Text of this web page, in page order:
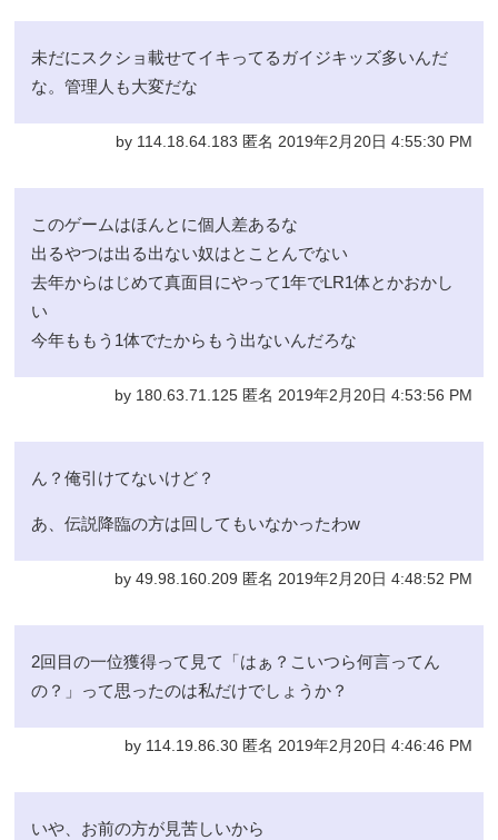
未だにスクショ載せてイキってるガイジキッズ多いんだ
な。管理人も大変だな
by 114.18.64.183 匿名 2019年2月20日 4:55:30 PM
このゲームはほんとに個人差あるな
出るやつは出る出ない奴はとことんでない
去年からはじめて真面目にやって1年でLR1体とかおかし
い
今年ももう1体でたからもう出ないんだろな
by 180.63.71.125 匿名 2019年2月20日 4:53:56 PM
ん？俺引けてないけど？
あ、伝説降臨の方は回してもいなかったわw
by 49.98.160.209 匿名 2019年2月20日 4:48:52 PM
2回目の一位獲得って見て「はぁ？こいつら何言ってん
の？」って思ったのは私だけでしょうか？
by 114.19.86.30 匿名 2019年2月20日 4:46:46 PM
いや、お前の方が見苦しいから